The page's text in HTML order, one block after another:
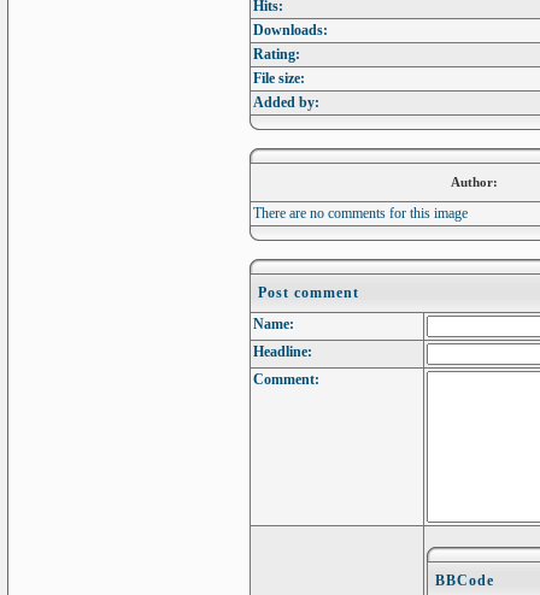
Hits:
Downloads:
Rating:
File size:
Added by:
Author:
There are no comments for this image
Post comment
Name:
Headline:
Comment:
BBCode